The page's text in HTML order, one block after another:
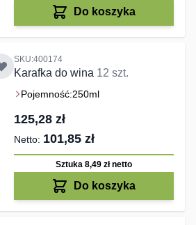
Do koszyka
SKU:400174
Karafka do wina 12 szt.
Pojemność:250ml
125,28 zł
101,85 zł
Sztuka 8,49 złnetto
Do koszyka